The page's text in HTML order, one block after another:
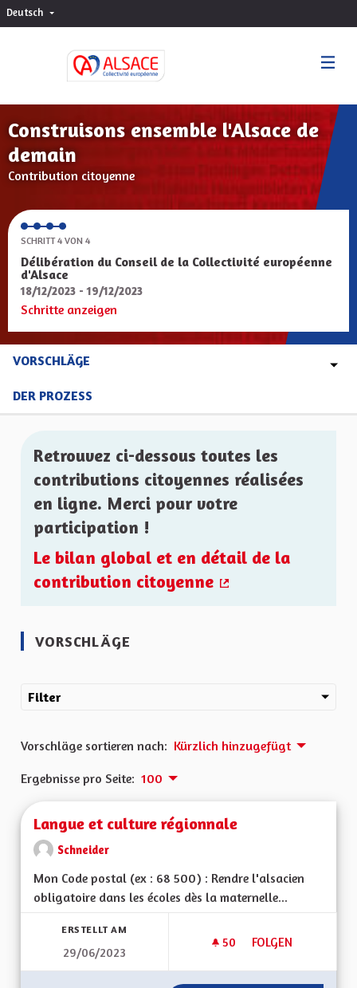
Deutsch Choisir la langue
Construisons ensemble l'Alsace de
demain
Contribution citoyenne
SCHRITT 4 VON 4
Délibération du Conseil de la Collectivité européenne
d'Alsace
18/12/2023 - 19/12/2023
Schritte anzeigen
VORSCHLÄGE
DER PROZESS
Retrouvez ci-dessous toutes les
contributions citoyennes réalisées
en ligne. Merci pour votre
participation !
Le bilan global et en détail de la
contribution citoyenne
VORSCHLÄGE
Filter
Vorschläge sortieren nach: Kürzlich hinzugefügt
Ergebnisse pro Seite: 100
Langue et culture régionnale
Schneider
Mon Code postal (ex : 68 500) : Rendre l'alsacien
obligatoire dans les écoles dès la maternelle...
ERSTELLT AM
29/06/2023
50 50 FOLLOWER
FOLGEN
LANGUE ET